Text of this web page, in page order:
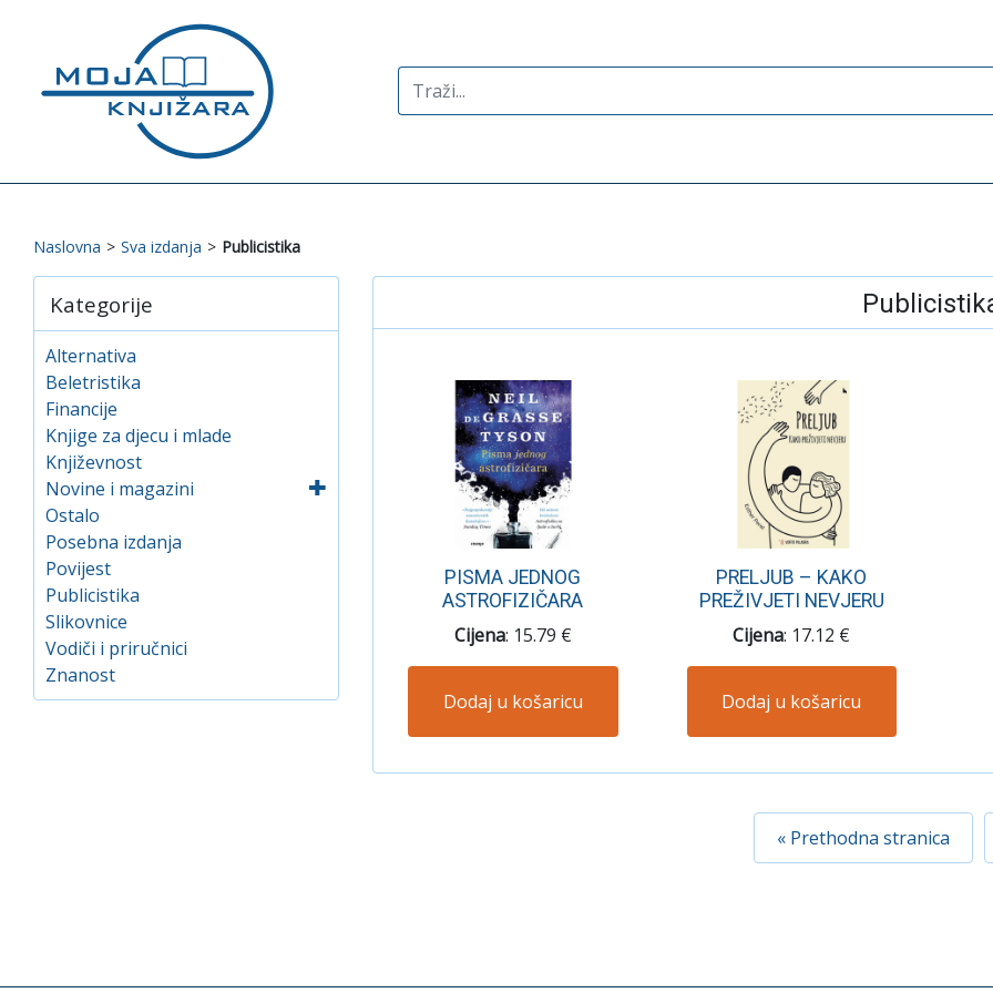
Search
for:
Naslovna > Sva izdanja > Publicistika
Kategorije
Alternativa
Beletristika
Financije
Knjige za djecu i mlade
Književnost
Novine i magazini
Ostalo
Posebna izdanja
Povijest
Publicistika
Slikovnice
Vodiči i priručnici
Znanost
PISMA JEDNOG
ASTROFIZIČARA
Cijena: 15.79 €
Dodaj u košaricu
PRELJUB – KAKO
PREŽIVJETI NEVJERU
Cijena: 17.12 €
Dodaj u košaricu
« Prethodna stranica